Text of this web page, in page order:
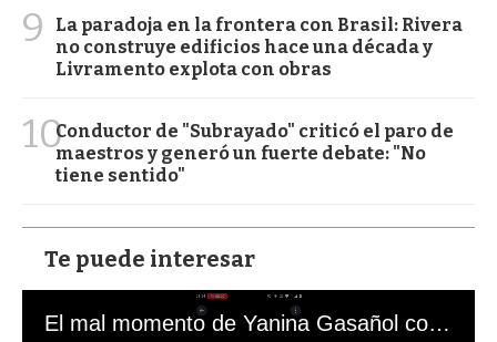
9
La paradoja en la frontera con Brasil: Rivera
no construye edificios hace una década y
Livramento explota con obras
10Conductor de "Subrayado" criticó el paro de
maestros y generó un fuerte debate: "No
tiene sentido"
Te puede interesar
El mal momento de Yanina Gasañol con un hincha argentino en "Subrayado"